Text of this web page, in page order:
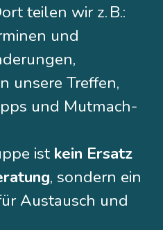
teilen wir z. B.:
und
unsere Treffen,
und Mutmach-
ist kein Ersatz
, sondern ein
Austausch und